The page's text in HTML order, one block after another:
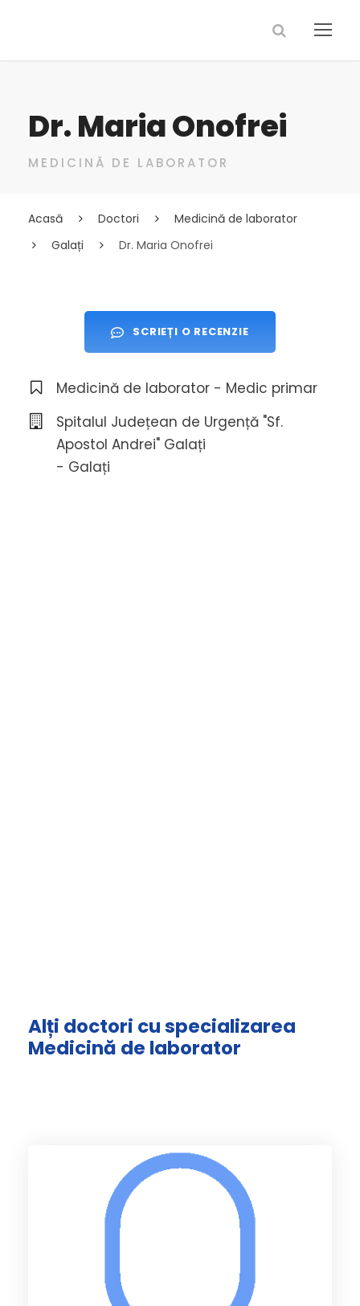
Dr. Maria Onofrei
MEDICINĂ DE LABORATOR
Acasă Doctori
Medicină de laborator
Galați
Dr. Maria Onofrei
SCRIEȚI O RECENZIE
Medicină de laborator - Medic primar
Spitalul Județean de Urgență "Sf.
Apostol Andrei" Galați
- Galați
Alți doctori cu specializarea
Medicină de laborator